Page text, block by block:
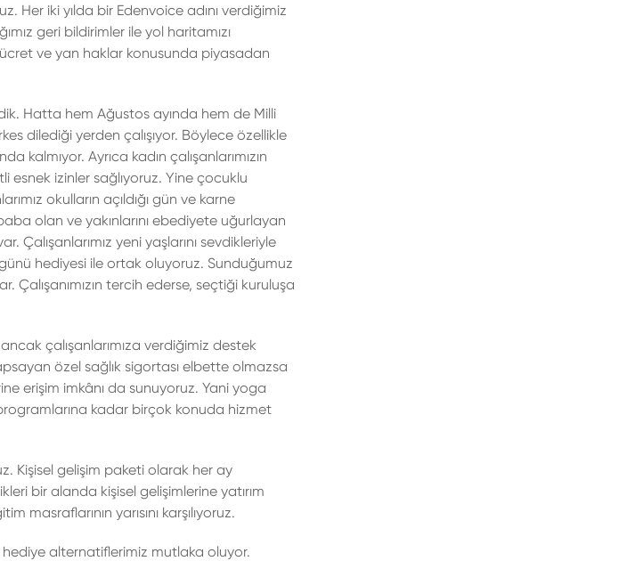
Her iki yılda bir Edenvoice adını verdiğimiz
geri bildirimler ile yol haritamızı
ücret ve yan haklar konusunda piyasadan
Hatta hem Ağustos ayında hem de Milli
dilediği yerden çalışıyor. Böylece özellikle
kalmıyor. Ayrıca kadın çalışanlarımızın
esnek izinler sağlıyoruz. Yine çocuklu
okulların açıldığı gün ve karne
olan ve yakınlarını ebediyete uğurlayan
Çalışanlarımız yeni yaşlarını sevdikleriyle
hediyesi ile ortak oluyoruz. Sunduğumuz
Çalışanımızın tercih ederse, seçtiği kuruluşa
çalışanlarımıza verdiğimiz destek
özel sağlık sigortası elbette olmazsa
erişim imkânı da sunuyoruz. Yani yoga
kadar birçok konuda hizmet
Kişisel gelişim paketi olarak her ay
bir alanda kişisel gelişimlerine yatırım
masraflarının yarısını karşılıyoruz.
hediye alternatiflerimiz mutlaka oluyor.